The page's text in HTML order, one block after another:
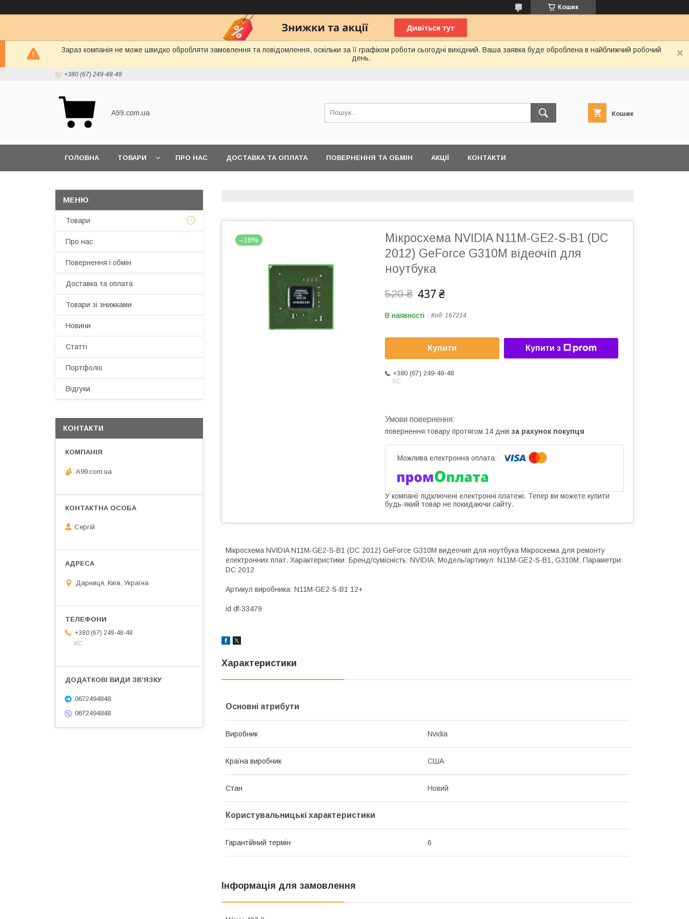
Кошик
Зараз компанія не може швидко обробляти замовлення та повідомлення, оскільки за її графіком роботи сьогодні вихідний. Ваша заявка буде оброблена в найближчий робочий
день.
+380 (67) 249-48-48
A99.com.ua Кошик
ГОЛОВНА ТОВАРИ ПРО НАС ДОСТАВКА ТА ОПЛАТА ПОВЕРНЕННЯ ТА ОБМІН АКЦІЇ КОНТАКТИ
–16%
Мікросхема NVIDIA N11M-GE2-S-B1 (DC
2012) GeForce G310M відеочіп для
ноутбука
520 ₴ 437 ₴
В наявності Код: 167214
Купити Купити з
+380 (67) 249-48-48
КС
повернення товару протягом 14 днів за рахунок покупця
У компанії підключені електронні платежі. Тепер ви можете купити
будь-який товар не покидаючи сайту.
Мікросхема NVIDIA N11M-GE2-S-B1 (DC 2012) GeForce G310M видеочип для ноутбука Мікросхема для ремонту
електронних плат. Характеристики: Бренд/сумісність: NVIDIA; Модель/артикул: N11M-GE2-S-B1, G310M; Параметри:
DC 2012
Артикул виробника: N11M-GE2-S-B1 12+
id df-33479
Характеристики
Основні атрибути
Виробник Nvidia
Країна виробник США
Стан Новий
Користувальницькі характеристики
Гарантійний термін 6
Інформація для замовлення
Товари
Про нас
Повернення і обмін
Доставка та оплата
Товари зі знижками
Новини
Статті
Портфоліо
Відгуки
КОНТАКТИ
A99.com.ua
Сергій
Дарниця, Київ, Україна
+380 (67) 249-48-48
КС
0672494848
0672494848